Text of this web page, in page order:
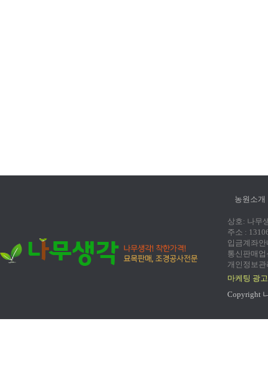
농원소개
상호: 나무
주소 :
입금계좌
통신판매
개인정보
마케팅 광
Copyright